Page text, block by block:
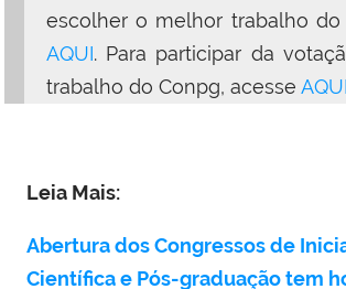
escolher o melhor trabalho do
AQUI. Para participar da
trabalho do Conpg, acesse AQUI
Leia Mais:
Abertura dos Congressos de
Científica e Pós-graduação tem